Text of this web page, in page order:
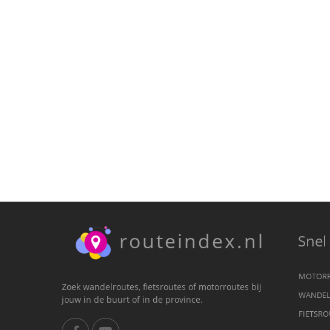
routeindex.nl
Zoek wandelroutes, fietsroutes of motorroutes bij
jouw in de buurt of in de province.